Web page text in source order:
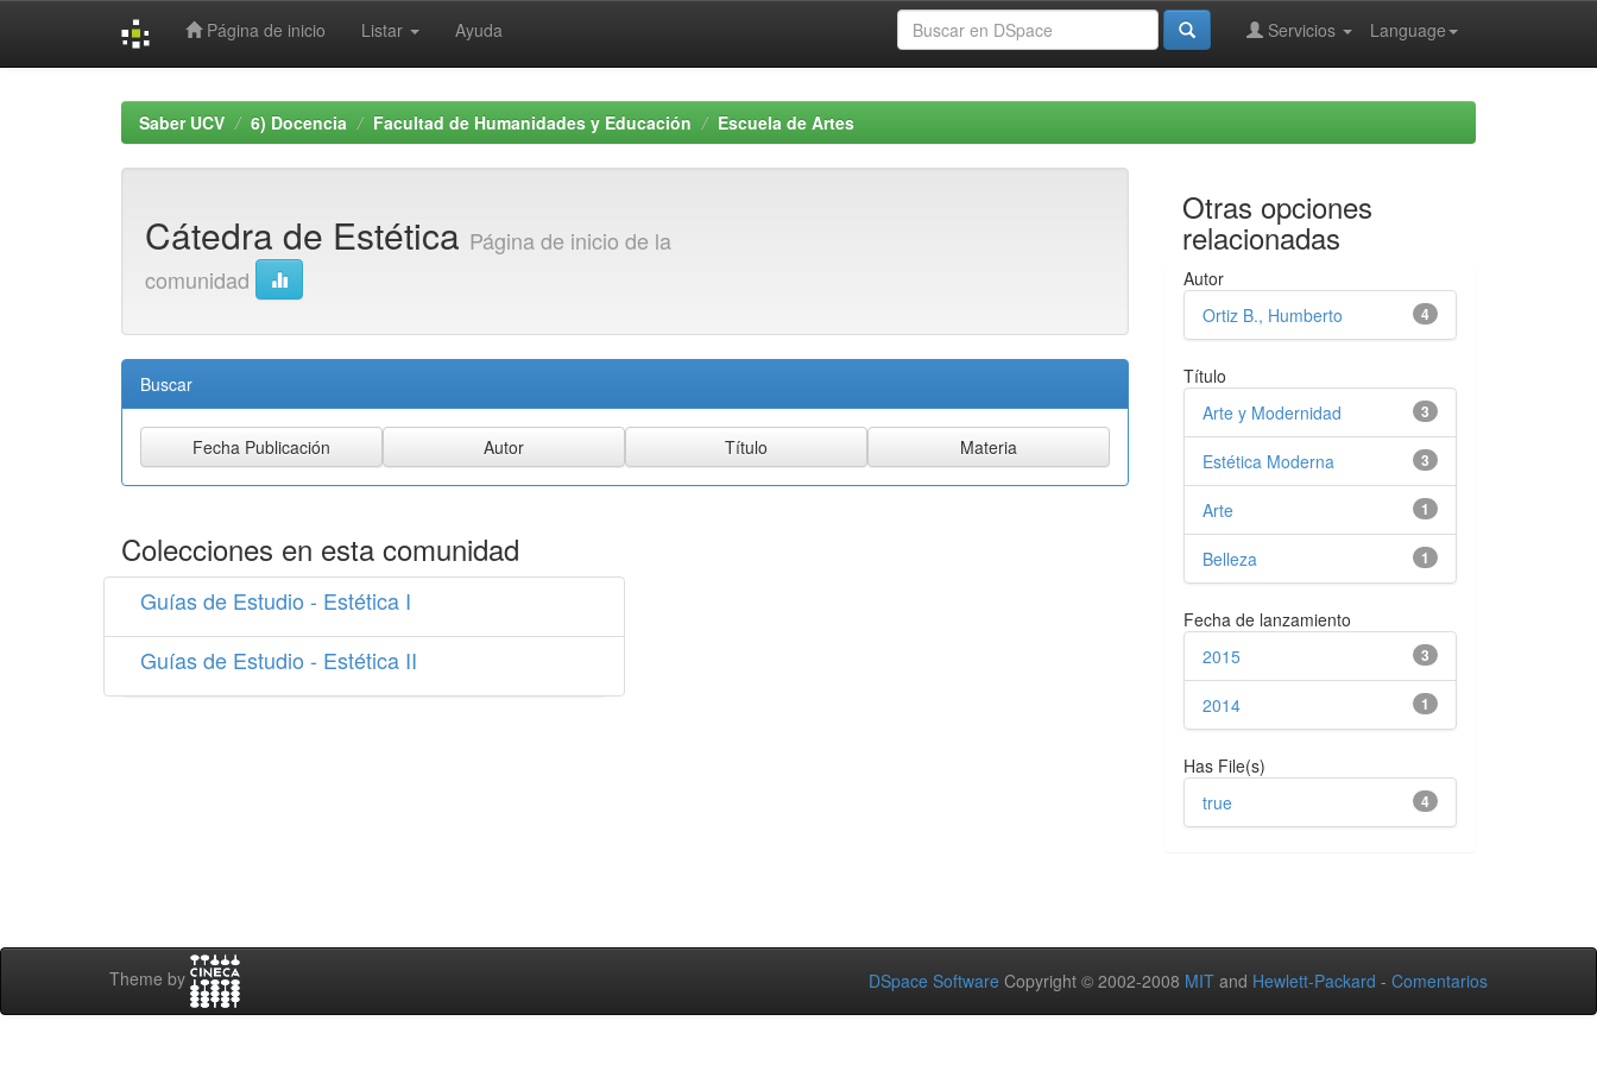
Página de inicio Listar Ayuda Language
Servicios
Saber UCV 6) Docencia Facultad de Humanidades y Educación Escuela de Artes
Cátedra de Estética Página de inicio de la
comunidad
Buscar
Colecciones en esta comunidad
Guías de Estudio - Estética I
Guías de Estudio - Estética II
Otras opciones
relacionadas
Autor
4
Ortiz B., Humberto
Título
3
Arte y Modernidad
3
Estética Moderna
1
Arte
1
Belleza
Fecha de lanzamiento
3
2015
1
2014
Has File(s)
4
true
Theme by DSpace Software Copyright © 2002-2008 MIT and Hewlett-Packard - Comentarios